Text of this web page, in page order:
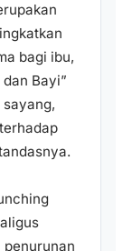
bagi ibu,
Bayi”
penurunan